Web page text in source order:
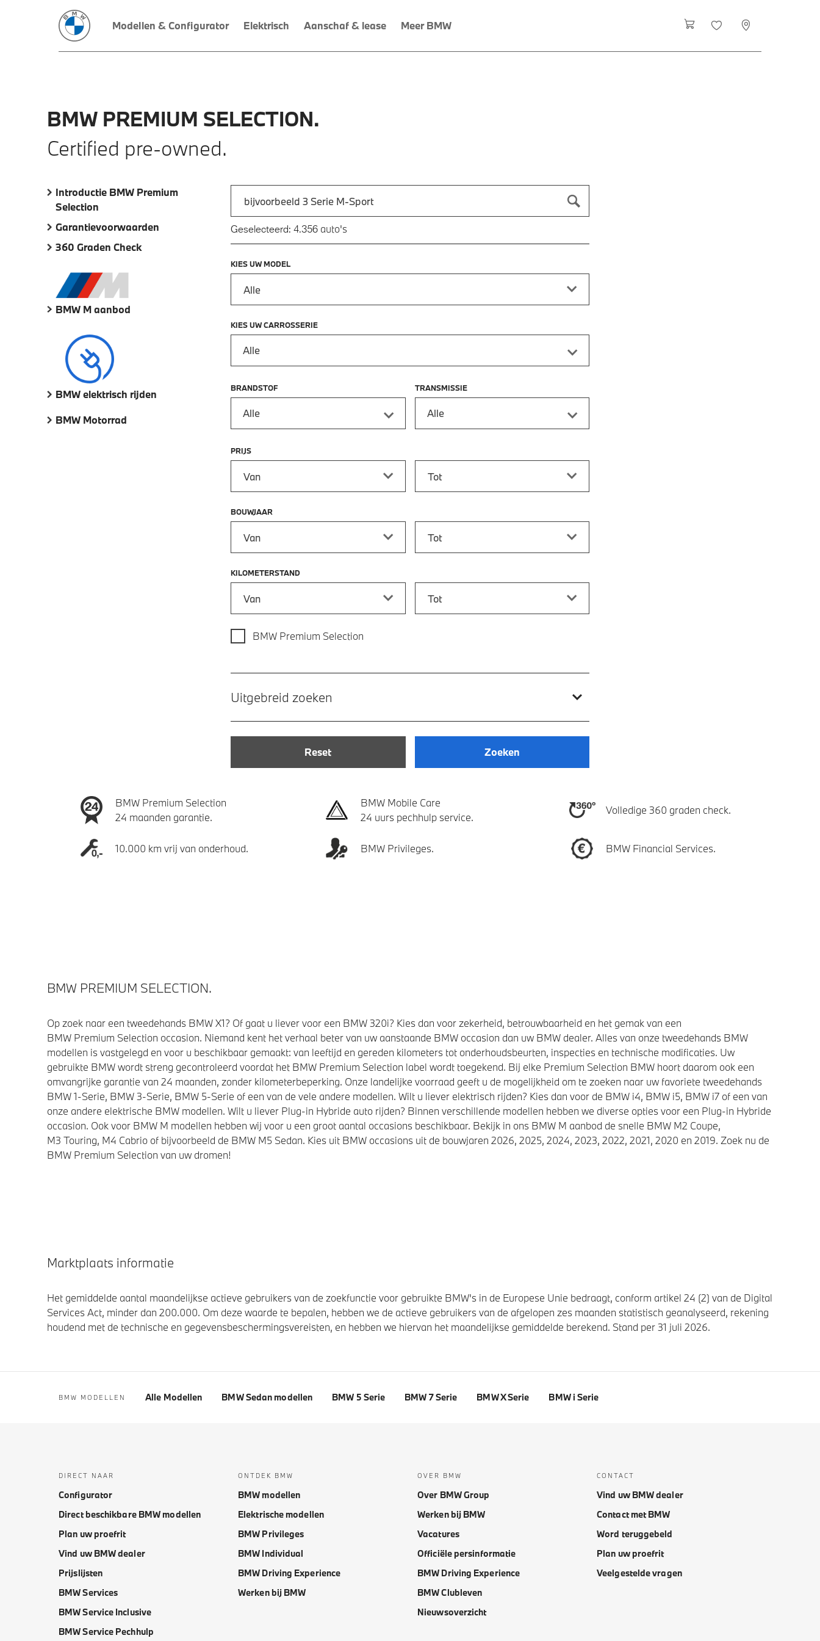
Modellen & Configurator Elektrisch Aanschaf & lease Meer BMW
BMW PREMIUM SELECTION.
Certified pre-owned.
Introductie BMW Premium
Selection
Garantievoorwaarden
360 Graden Check
BMW M aanbod
BMW elektrisch rijden
BMW Motorrad
Typ een automodel in en druk op enter om te zoeken
Geselecteerd: 4.356 auto's
KIES UW MODEL
KIES UW CARROSSERIE
Alle
BRANDSTOF
Alle
TRANSMISSIE
Alle
PRIJS
BOUWJAAR
KILOMETERSTAND
BMW Premium Selection
Uitgebreid zoeken
Reset Zoeken
BMW Premium Selection
24 maanden garantie.
BMW Mobile Care
24 uurs pechhulp service.
Volledige 360 graden check.
10.000 km vrij van onderhoud. BMW Privileges. BMW Financial Services.
BMW PREMIUM SELECTION.
Op zoek naar een tweedehands BMW X1? Of gaat u liever voor een BMW 320i? Kies dan voor zekerheid, betrouwbaarheid en het gemak van een
BMW Premium Selection occasion. Niemand kent het verhaal beter van uw aanstaande BMW occasion dan uw BMW dealer. Alles van onze tweedehands BMW
modellen is vastgelegd en voor u beschikbaar gemaakt: van leeftijd en gereden kilometers tot onderhoudsbeurten, inspecties en technische modificaties. Uw
gebruikte BMW wordt streng gecontroleerd voordat het BMW Premium Selection label wordt toegekend. Bij elke Premium Selection BMW hoort daarom ook een
omvangrijke garantie van 24 maanden, zonder kilometerbeperking. Onze landelijke voorraad geeft u de mogelijkheid om te zoeken naar uw favoriete tweedehands
BMW 1-Serie, BMW 3-Serie, BMW 5-Serie of een van de vele andere modellen. Wilt u liever elektrisch rijden? Kies dan voor de BMW i4, BMW i5, BMW i7 of een van
onze andere elektrische BMW modellen. Wilt u liever Plug-in Hybride auto rijden? Binnen verschillende modellen hebben we diverse opties voor een Plug-in Hybride
occasion. Ook voor BMW M modellen hebben wij voor u een groot aantal occasions beschikbaar. Bekijk in ons BMW M aanbod de snelle BMW M2 Coupe,
M3 Touring, M4 Cabrio of bijvoorbeeld de BMW M5 Sedan. Kies uit BMW occasions uit de bouwjaren 2026, 2025, 2024, 2023, 2022, 2021, 2020 en 2019. Zoek nu de
BMW Premium Selection van uw dromen!
Marktplaats informatie
Het gemiddelde aantal maandelijkse actieve gebruikers van de zoekfunctie voor gebruikte BMW's in de Europese Unie bedraagt, conform artikel 24 (2) van de Digital
Services Act, minder dan 200.000. Om deze waarde te bepalen, hebben we de actieve gebruikers van de afgelopen zes maanden statistisch geanalyseerd, rekening
houdend met de technische en gegevensbeschermingsvereisten, en hebben we hiervan het maandelijkse gemiddelde berekend. Stand per 31 juli 2026.
BMW MODELLEN Alle Modellen BMW Sedan modellen BMW 5 Serie BMW 7 Serie BMW X Serie BMW i Serie
DIRECT NAAR
Configurator
Direct beschikbare BMW modellen
Plan uw proefrit
Vind uw BMW dealer
Prijslijsten
BMW Services
BMW Service Inclusive
BMW Service Pechhulp
ONTDEK BMW
BMW modellen
Elektrische modellen
BMW Privileges
BMW Individual
BMW Driving Experience
Werken bij BMW
OVER BMW
Over BMW Group
Werken bij BMW
Vacatures
Officiële persinformatie
BMW Driving Experience
BMW Clubleven
Nieuwsoverzicht
CONTACT
Vind uw BMW dealer
Contact met BMW
Word teruggebeld
Plan uw proefrit
Veelgestelde vragen